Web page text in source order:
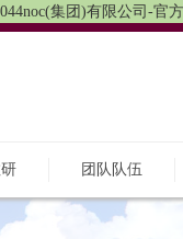
集团)有限公司-官
团队队伍